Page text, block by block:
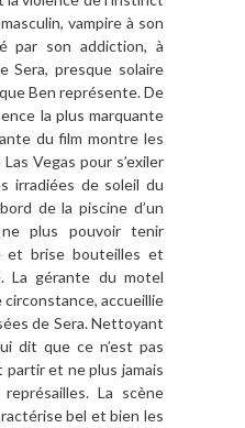
vampire à son
par son addiction, à
Sera, presque solaire
Ben représente. De
la plus marquante
du film montre les
Vegas pour s’exiler
irradiées de soleil du
de la piscine d’un
ne plus pouvoir tenir
et brise bouteilles et
La gérante du motel
accueillie
de Sera. Nettoyant
dit que ce n’est pas
partir et ne plus jamais
La scène
bel et bien les